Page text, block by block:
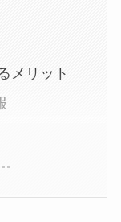
メリット